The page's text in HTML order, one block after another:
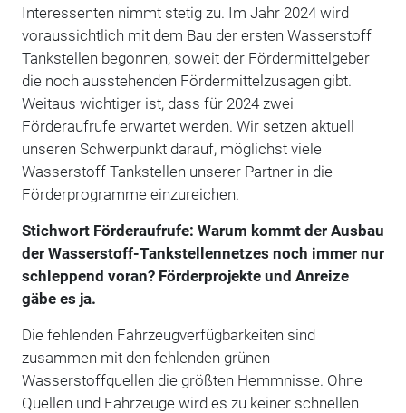
Interessenten nimmt stetig zu. Im Jahr 2024 wird
voraussichtlich mit dem Bau der ersten Wasserstoff
Tankstellen begonnen, soweit der Fördermittelgeber
die noch ausstehenden Fördermittelzusagen gibt.
Weitaus wichtiger ist, dass für 2024 zwei
Förderaufrufe erwartet werden. Wir setzen aktuell
unseren Schwerpunkt darauf, möglichst viele
Wasserstoff Tankstellen unserer Partner in die
Förderprogramme einzureichen.
Stichwort Förderaufrufe: Warum kommt der Ausbau
der Wasserstoff-Tankstellennetzes noch immer nur
schleppend voran? Förderprojekte und Anreize
gäbe es ja.
Die fehlenden Fahrzeugverfügbarkeiten sind
zusammen mit den fehlenden grünen
Wasserstoffquellen die größten Hemmnisse. Ohne
Quellen und Fahrzeuge wird es zu keiner schnellen